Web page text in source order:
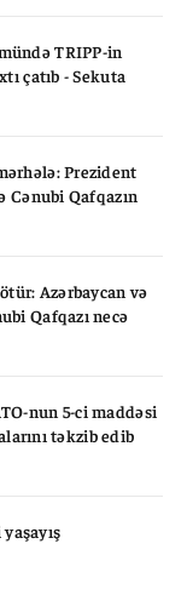
TRIPP-in
çatıb - Sekuta
Prezident
Qafqazın
Azərbaycan və
Qafqazı necə
nun 5-ci maddəsi
təkzib edib